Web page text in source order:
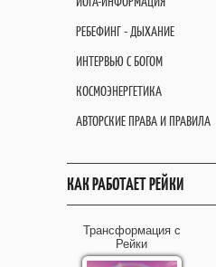
РЕБЕФИНГ - ДЫХАНИЕ
ИНТЕРВЬЮ С БОГОМ
КОСМОЭНЕРГЕТИКА
АВТОРСКИЕ ПРАВА И ПРАВИЛА
КАК РАБОТАЕТ РЕЙКИ
Трансформация с
Рейки